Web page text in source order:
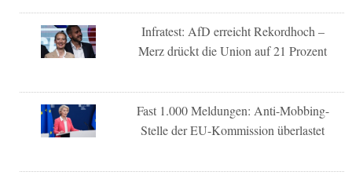
Infratest: AfD erreicht Rekordhoch –
Merz drückt die Union auf 21 Prozent
Fast 1.000 Meldungen: Anti-Mobbing-
Stelle der EU-Kommission überlastet